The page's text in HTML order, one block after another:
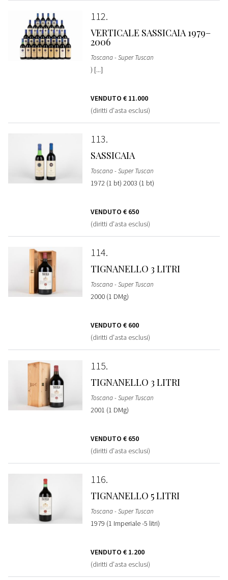
112
VERTICALE SASSICAIA 1979–
2006
Toscana - Super Tuscan
) [...]
VENDUTO € 11.000
(diritti d'asta esclusi)
113
SASSICAIA
Toscana - Super Tuscan
1972 (1 bt) 2003 (1 bt)
VENDUTO € 650
(diritti d'asta esclusi)
114
TIGNANELLO 3 LITRI
Toscana - Super Tuscan
2000 (1 DMg)
VENDUTO € 600
(diritti d'asta esclusi)
115
TIGNANELLO 3 LITRI
Toscana - Super Tuscan
2001 (1 DMg)
VENDUTO € 650
(diritti d'asta esclusi)
116
TIGNANELLO 5 LITRI
Toscana - Super Tuscan
1979 (1 Imperiale -5 litri)
VENDUTO € 1.200
(diritti d'asta esclusi)